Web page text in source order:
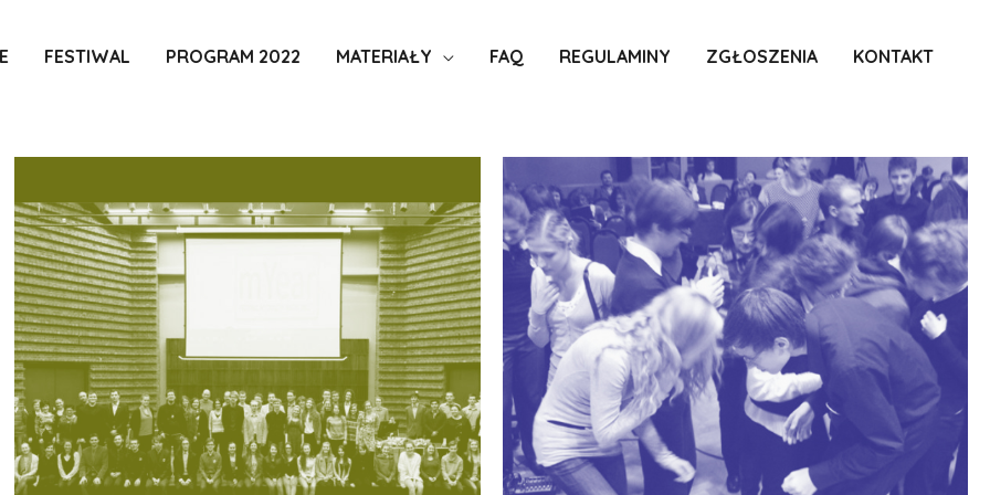
FESTIWAL PROGRAM 2022 MATERIAŁY FAQ REGULAMINY ZGŁOSZENIA KONTAKT